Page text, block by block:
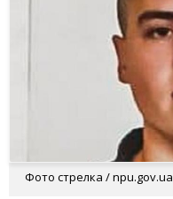
Фото стрелка / npu.gov.ua